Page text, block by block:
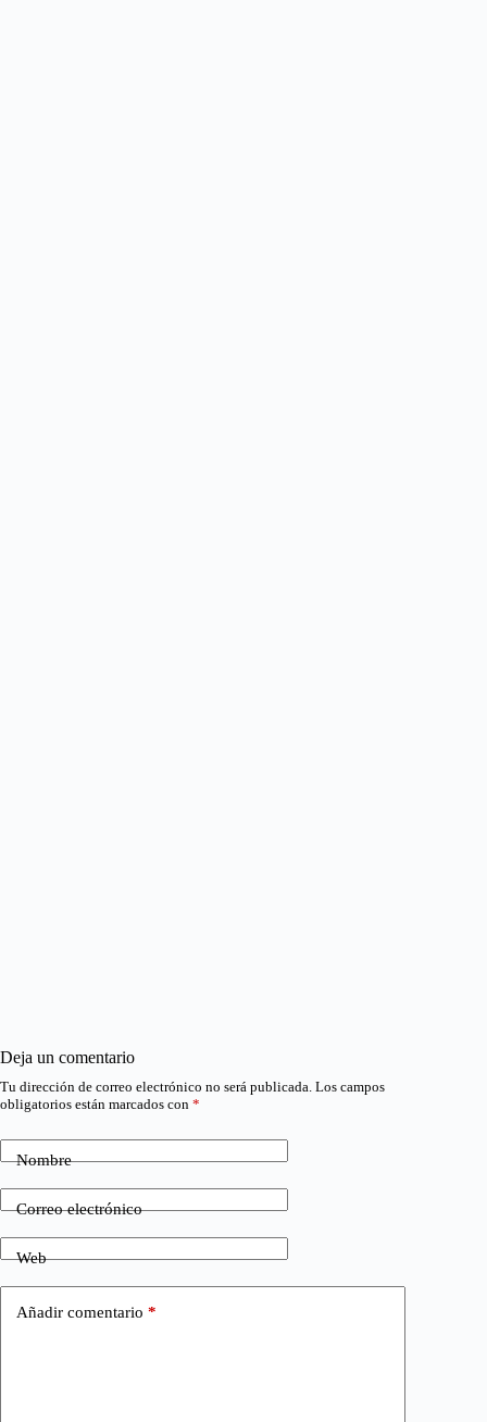
Deja un comentario
Tu dirección de correo electrónico no será publicada. Los campos
obligatorios están marcados con *
Nombre
Correo electrónico
Web
Añadir comentario *